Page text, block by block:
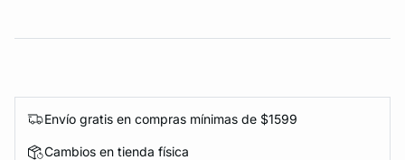
Envío gratis en compras mínimas de $1599
Cambios en tienda física